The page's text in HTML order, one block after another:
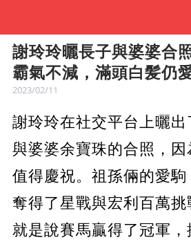
謝玲玲曬長子與婆婆合
霸氣不減，滿頭白髪仍
2023/02/11
謝玲玲在社交平台上曬
與婆婆余寶珠的合照，
值得慶祝。祖孫倆的愛駒
奪得了星戰與宏利百萬
就是說賽馬贏得了冠軍